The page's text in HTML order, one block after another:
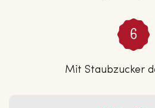
Mit Staubzucker